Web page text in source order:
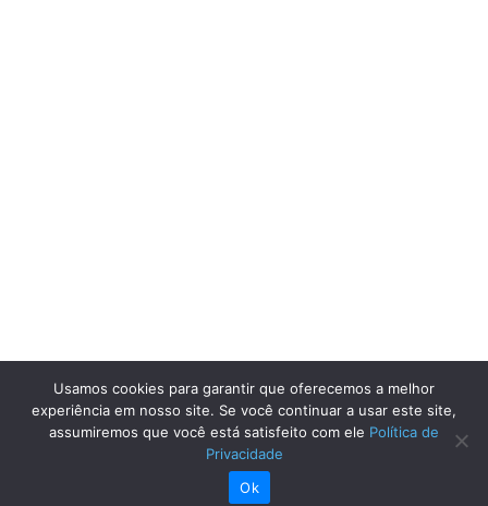
Usamos cookies para garantir que oferecemos a melhor
experiência em nosso site. Se você continuar a usar este site,
assumiremos que você está satisfeito com ele Política de
Privacidade
Ok